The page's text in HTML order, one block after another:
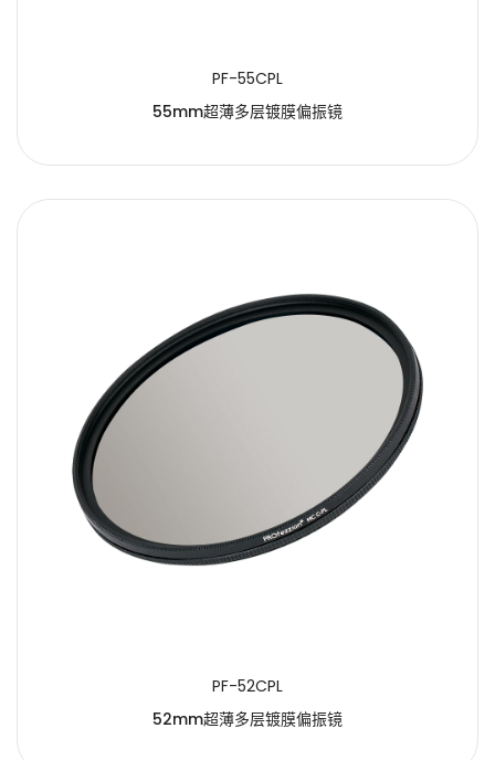
PF-55CPL
55mm超薄多层镀膜偏振镜
PF-52CPL
52mm超薄多层镀膜偏振镜